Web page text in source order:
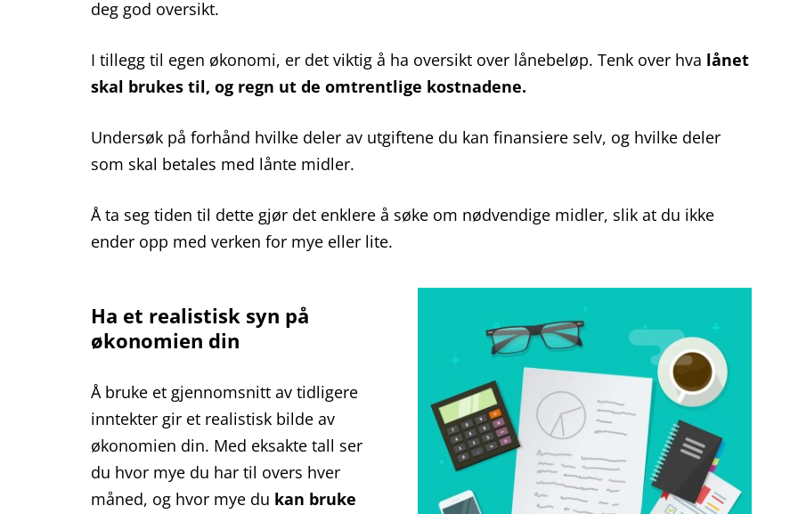
deg god oversikt.
I tillegg til egen økonomi, er det viktig å ha oversikt over lånebeløp. Tenk over hva lånet
skal brukes til, og regn ut de omtrentlige kostnadene.
Undersøk på forhånd hvilke deler av utgiftene du kan finansiere selv, og hvilke deler
som skal betales med lånte midler.
Å ta seg tiden til dette gjør det enklere å søke om nødvendige midler, slik at du ikke
ender opp med verken for mye eller lite.
Ha et realistisk syn på
økonomien din
Å bruke et gjennomsnitt av tidligere
inntekter gir et realistisk bilde av
økonomien din. Med eksakte tall ser
du hvor mye du har til overs hver
måned, og hvor mye du kan bruke